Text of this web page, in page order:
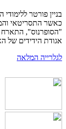
בניין פורטר
כאשר התסריטאי
"הסופרנוס", התארח
אגודת הידידים של
לגלרייה המלאה